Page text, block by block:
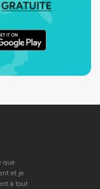
que
et je
à tout